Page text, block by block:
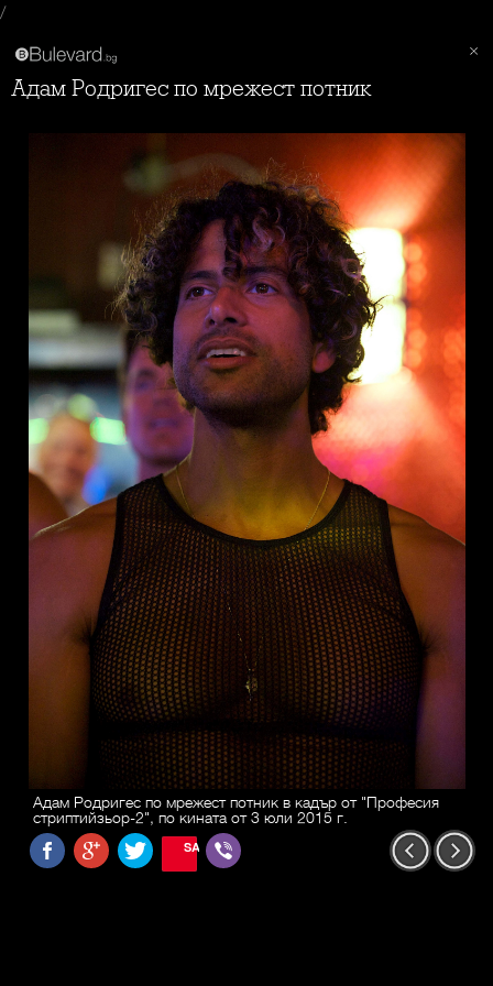
/
Адам Родригес по мрежест потник
Адам Родригес по мрежест потник в кадър от "Професия
стриптийзьор-2", по кината от 3 юли 2015 г.
SAVE